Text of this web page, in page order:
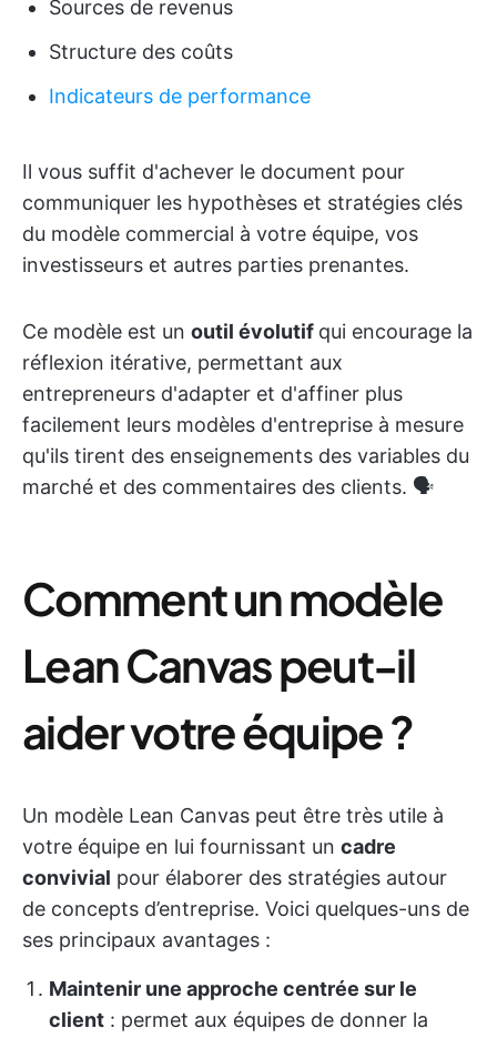
Sources de revenus
Structure des coûts
Indicateurs de performance
Il vous suffit d'achever le document pour
communiquer les hypothèses et stratégies clés
du modèle commercial à votre équipe, vos
investisseurs et autres parties prenantes.
Ce modèle est un outil évolutif qui encourage la
réflexion itérative, permettant aux
entrepreneurs d'adapter et d'affiner plus
facilement leurs modèles d'entreprise à mesure
qu'ils tirent des enseignements des variables du
marché et des commentaires des clients. 🗣️
Comment un modèle
Lean Canvas peut-il
aider votre équipe ?
Un modèle Lean Canvas peut être très utile à
votre équipe en lui fournissant un cadre
convivial pour élaborer des stratégies autour
de concepts d’entreprise. Voici quelques-uns de
ses principaux avantages :
Maintenir une approche centrée sur le
client : permet aux équipes de donner la